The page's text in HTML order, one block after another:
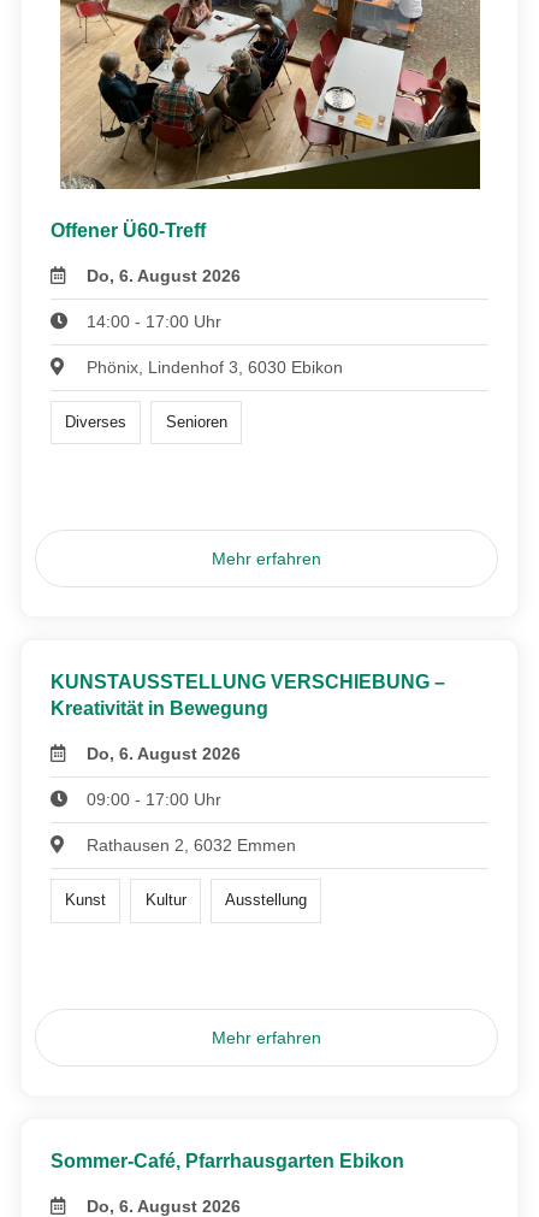
Offener Ü60-Treff
Do, 6. August 2026
14:00 - 17:00 Uhr
Phönix, Lindenhof 3, 6030 Ebikon
Diverses Senioren
Mehr erfahren
KUNSTAUSSTELLUNG VERSCHIEBUNG –
Kreativität in Bewegung
Do, 6. August 2026
09:00 - 17:00 Uhr
Rathausen 2, 6032 Emmen
Kunst Kultur Ausstellung
Mehr erfahren
Sommer-Café, Pfarrhausgarten Ebikon
Do, 6. August 2026